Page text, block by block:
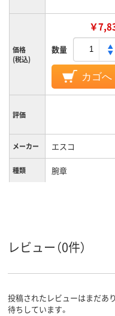
価格
(税込)
￥
数量
カゴへ
評価
メーカー エスコ
種類 腕章
レビュー（0件）
投稿されたレビューはまだあ
待ちしています。